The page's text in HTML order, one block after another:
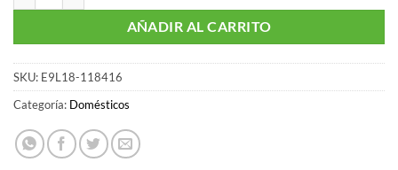
AÑADIR AL CARRITO
SKU: E9L18-118416
Categoría: Domésticos